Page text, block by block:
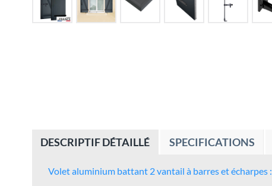
DESCRIPTIF DÉTAILLÉ SPECIFICATIONS
Volet aluminium battant 2 vantail à barres et écharpes :